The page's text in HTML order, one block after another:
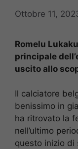
Ottobre 11,
Romelu
principale
uscito allo
Il calciatore
benissimo in
ha ritrovato la
nell’ultimo
questo inizio di